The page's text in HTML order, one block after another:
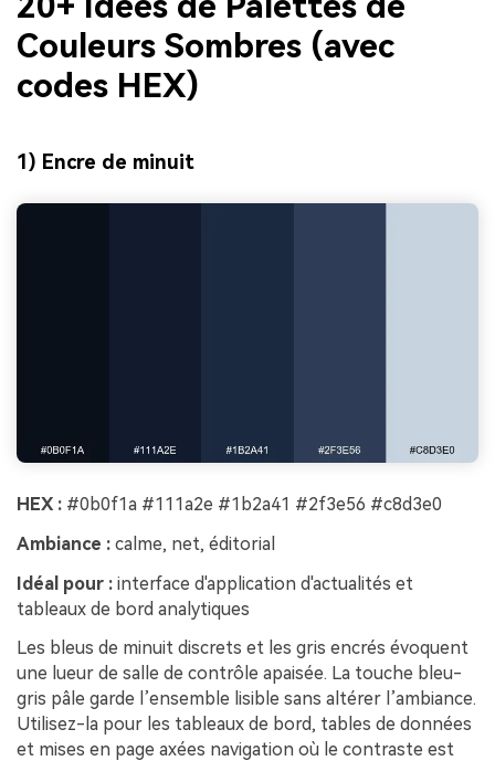
Couleurs Sombres (avec
codes HEX)
1) Encre de minuit
HEX : #0b0f1a #111a2e #1b2a41 #2f3e56 #c8d3e0
Ambiance : calme, net, éditorial
Idéal pour : interface d'application d'actualités et
tableaux de bord analytiques
Les bleus de minuit discrets et les gris encrés évoquent
une lueur de salle de contrôle apaisée. La touche bleu-
gris pâle garde l’ensemble lisible sans altérer l’ambiance.
Utilisez-la pour les tableaux de bord, tables de données
et mises en page axées navigation où le contraste est